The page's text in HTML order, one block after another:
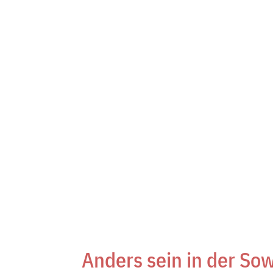
Anders sein in der